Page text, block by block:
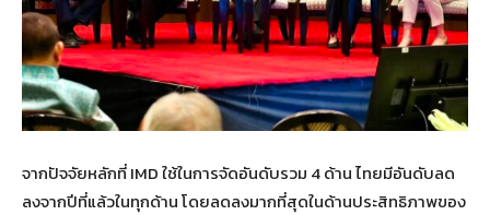
จากปัจจัยหลักที่ IMD ใช้ในการจัดอันดับรวม 4 ด้าน ไทยมีอันดับลด
ลงจากปีที่แล้วในทุกด้าน โดยลดลงมากที่สุดในด้านประสิทธิภาพของ